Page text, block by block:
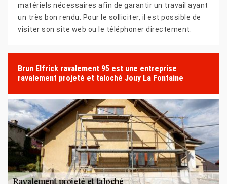
matériels nécessaires afin de garantir un travail ayant
un très bon rendu. Pour le solliciter, il est possible de
visiter son site web ou le téléphoner directement.
Brun Elfrick ravalement 95 est une entreprise
ravalement projeté et taloché Jouy La Fontaine